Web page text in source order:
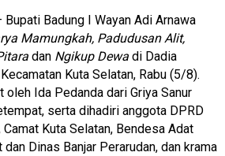
Bupati Badung I Wayan Adi Arnawa
Mamungkah, Padudusan Alit,
dan Ngikup Dewa di Dadia
Kuta Selatan, Rabu (5/8).
Ida Pedanda dari Griya Sanur
serta dihadiri anggota DPRD
Kuta Selatan, Bendesa Adat
Dinas Banjar Perarudan, dan krama